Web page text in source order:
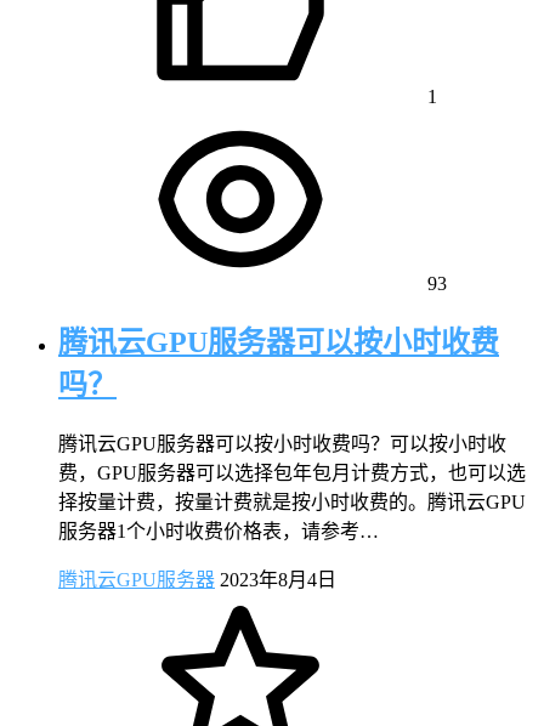
1
93
腾讯云GPU服务器可以按小时收费
吗？
腾讯云GPU服务器可以按小时收费吗？可以按小时收
费，GPU服务器可以选择包年包月计费方式，也可以选
择按量计费，按量计费就是按小时收费的。腾讯云GPU
服务器1个小时收费价格表，请参考…
腾讯云GPU服务器 2023年8月4日